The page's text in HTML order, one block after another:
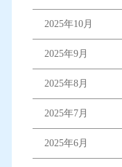
2025年10月
2025年9月
2025年8月
2025年7月
2025年6月